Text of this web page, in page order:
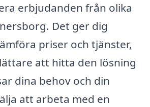
erbjudanden från olika
Det ger dig
priser och tjänster,
att hitta den lösning
dina behov och din
att arbeta med en